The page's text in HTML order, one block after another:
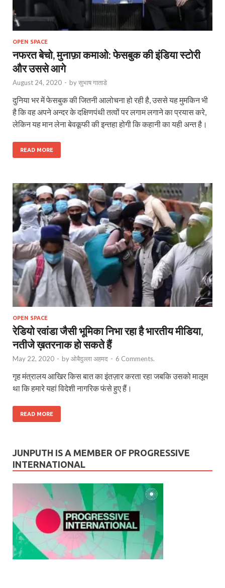
OPEN SPACE
नफरत बेचो, मुनाफ़ा कमाओ: फेसबुक की इंडिया स्‍टोरी
और उससे आगे
August 24, 2020 - byसुभाष गाताडे
दुनिया भर में फेसबुक की जितनी आलोचना हो रही है, उससे यह मुमकिन भी
है कि वह अपने अन्दर के दक्षिणपंथी तत्वों पर लगाम लगाने का प्रयास करे,
लेकिन यह मान लेना बेवकूफी की इन्तहा होगी कि कहानी का यही अन्त है।
READ MORE
OPEN SPACE
रेडियो रवांडा जैसी भूमिका निभा रहा है भारतीय मीडिया,
नतीजे ख़तरनाक हो सकते हैं
May 22, 2020 - byओबैदुल्ला अहमद - 6 Comments.
गृह मंत्रालय आखिर किस बात का इंतज़ार करता रहा जबकि उसको मालूम
था कि हमारे यहां विदेशी नागरिक फंसे हुए हैं।
READ MORE
JUNPUTH IS A MEMBER OF PROGRESSIVE
INTERNATIONAL